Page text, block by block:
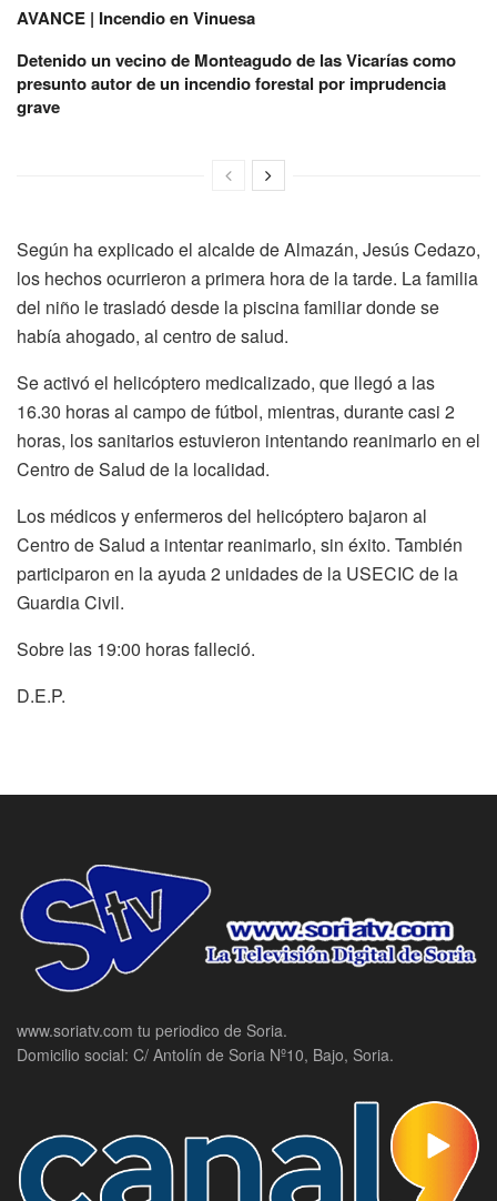
AVANCE | Incendio en Vinuesa
Detenido un vecino de Monteagudo de las Vicarías como
presunto autor de un incendio forestal por imprudencia
grave
Según ha explicado el alcalde de Almazán, Jesús Cedazo,
los hechos ocurrieron a primera hora de la tarde. La familia
del niño le trasladó desde la piscina familiar donde se
había ahogado, al centro de salud.
Se activó el helicóptero medicalizado, que llegó a las
16.30 horas al campo de fútbol, mientras, durante casi 2
horas, los sanitarios estuvieron intentando reanimarlo en el
Centro de Salud de la localidad.
Los médicos y enfermeros del helicóptero bajaron al
Centro de Salud a intentar reanimarlo, sin éxito. También
participaron en la ayuda 2 unidades de la USECIC de la
Guardia Civil.
Sobre las 19:00 horas falleció.
D.E.P.
www.soriatv.com tu periodico de Soria.
Domicilio social: C/ Antolín de Soria Nº10, Bajo, Soria.